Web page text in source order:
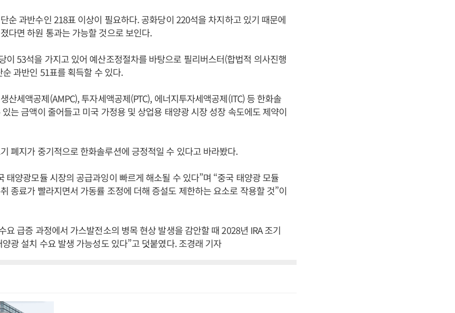
순 과반수인 218표 이상이 필요하다. 공화당이 220석을 차지하고 있기 때문에
다면 하원 통과는 가능할 것으로 보인다.
이 53석을 가지고 있어 예산조정절차를 바탕으로 필리버스터(합법적 의사진행
과반인 51표를 획득할 수 있다.
산세액공제(AMPC), 투자세액공제(PTC), 에너지투자세액공제(ITC) 등 한화솔
는 금액이 줄어들고 미국 가정용 및 상업용 태양광 시장 성장 속도에도 제약이
폐지가 중기적으로 한화솔루션에 긍정적일 수 있다고 바라봤다.
태양광모듈 시장의 공급과잉이 빠르게 해소될 수 있다”며 “중국 태양광 모듈
종료가 빨라지면서 가동률 조정에 더해 증설도 제한하는 요소로 작용할 것”이
요 급증 과정에서 가스발전소의 병목 현상 발생을 감안할 때 2028년 IRA 조기
광 설치 수요 발생 가능성도 있다”고 덧붙였다. 조경래 기자